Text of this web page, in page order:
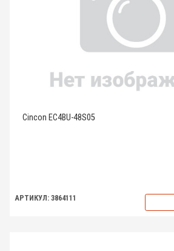
Cincon EC4BU-48S05
АРТИКУЛ: 3864111